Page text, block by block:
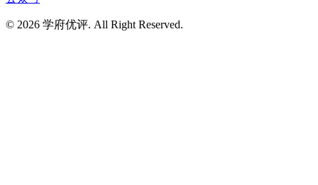
© 2026 学府优评. All Right Reserved.